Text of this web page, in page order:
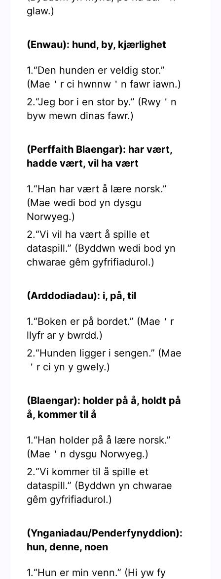
glaw.)
(Enwau): hund, by, kjærlighet
1.“Den hunden er veldig stor.”
(Mae＇r ci hwnnw＇n fawr iawn.)
2.“Jeg bor i en stor by.” (Rwy＇n
byw mewn dinas fawr.)
(Perffaith Blaengar): har vært,
hadde vært, vil ha vært
1.“Han har vært å lære norsk.”
(Mae wedi bod yn dysgu
Norwyeg.)
2.“Vi vil ha vært å spille et
dataspill.” (Byddwn wedi bod yn
chwarae gêm gyfrifiadurol.)
(Arddodiadau): i, på, til
1.“Boken er på bordet.” (Mae＇r
llyfr ar y bwrdd.)
2.“Hunden ligger i sengen.” (Mae
＇r ci yn y gwely.)
(Blaengar): holder på å, holdt på
å, kommer til å
1.“Han holder på å lære norsk.”
(Mae＇n dysgu Norwyeg.)
2.“Vi kommer til å spille et
dataspill.” (Byddwn yn chwarae
gêm gyfrifiadurol.)
(Ynganiadau/Penderfynyddion):
hun, denne, noen
1.“Hun er min venn.” (Hi yw fy